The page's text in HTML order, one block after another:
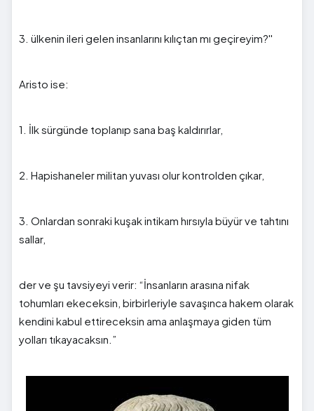
3. ülkenin ileri gelen insanlarını kılıçtan mı geçireyim?''
Aristo ise:
1. İlk sürgünde toplanıp sana baş kaldırırlar,
2. Hapishaneler militan yuvası olur kontrolden çıkar,
3. Onlardan sonraki kuşak intikam hırsıyla büyür ve tahtını
sallar,
der ve şu tavsiyeyi verir: “İnsanların arasına nifak
tohumları ekeceksin, birbirleriyle savaşınca hakem olarak
kendini kabul ettireceksin ama anlaşmaya giden tüm
yolları tıkayacaksın.”